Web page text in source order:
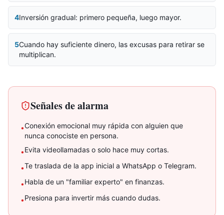
4Inversión gradual: primero pequeña, luego mayor.
5Cuando hay suficiente dinero, las excusas para retirar se
multiplican.
Señales de alarma
•Conexión emocional muy rápida con alguien que
nunca conociste en persona.
•Evita videollamadas o solo hace muy cortas.
•Te traslada de la app inicial a WhatsApp o Telegram.
•Habla de un "familiar experto" en finanzas.
•Presiona para invertir más cuando dudas.